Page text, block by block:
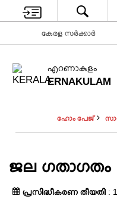
കേരള സർക്കാർ
എറണാകുളം
ERNAKULAM
ഹോം പേജ്
ജല ഗതാഗതം
പ്രസിദ്ധീകരണ തീയതി :